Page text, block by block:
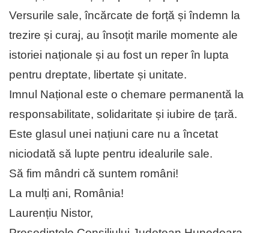
Versurile sale, încărcate de forță și îndemn la
trezire și curaj, au însoțit marile momente ale
istoriei naționale și au fost un reper în lupta
pentru dreptate, libertate și unitate.
Imnul Național este o chemare permanentă la
responsabilitate, solidaritate și iubire de țară.
Este glasul unei națiuni care nu a încetat
niciodată să lupte pentru idealurile sale.
Să fim mândri că suntem români!
La mulți ani, România!
Laurențiu Nistor,